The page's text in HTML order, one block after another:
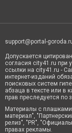
support@portal-
Допускается
согласия city41.ru при
ссылки на city41.ru -
интернет-изданий
поисковых систем
абзаца в тексте или в
прав преследуется по
Материалы с
материал",
релиз", "PR",
правах рекламы.